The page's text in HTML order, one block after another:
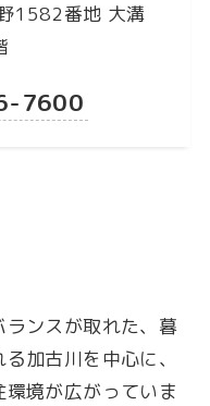
1582番地 大溝
7600
ンスが取れた、暮
加古川を中心に、
境が広がっていま